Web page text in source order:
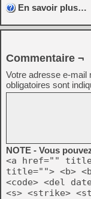
En savoir plus…
Commentaire ¬
Votre adresse e-mail
obligatoires sont
NOTE - Vous
<a href=""
title=""> <b>
<code> <del
<s> <strike>